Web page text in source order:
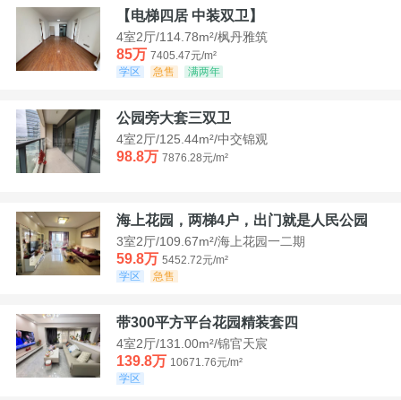
【电梯四居 中装双卫】
4室2厅/114.78m²/枫丹雅筑
85万 7405.47元/m²
学区
急售 满两年
公园旁大套三双卫
4室2厅/125.44m²/中交锦观
98.8万 7876.28元/m²
海上花园，两梯4户，出门就是人民公园
3室2厅/109.67m²/海上花园一二期
59.8万 5452.72元/m²
学区
急售
带300平方平台花园精装套四
4室2厅/131.00m²/锦官天宸
139.8万 10671.76元/m²
学区